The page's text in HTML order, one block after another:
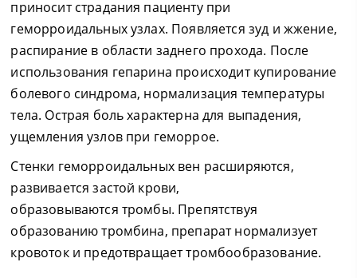
приносит страдания пациенту при
геморроидальных узлах. Появляется зуд и жжение,
распирание в области заднего прохода. После
использования гепарина происходит купирование
болевого синдрома, нормализация температуры
тела. Острая боль характерна для выпадения,
ущемления узлов при геморрое.
Стенки геморроидальных вен расширяются,
развивается застой крови,
образовываются тромбы. Препятствуя
образованию тромбина, препарат нормализует
кровоток и предотвращает тромбообразование.